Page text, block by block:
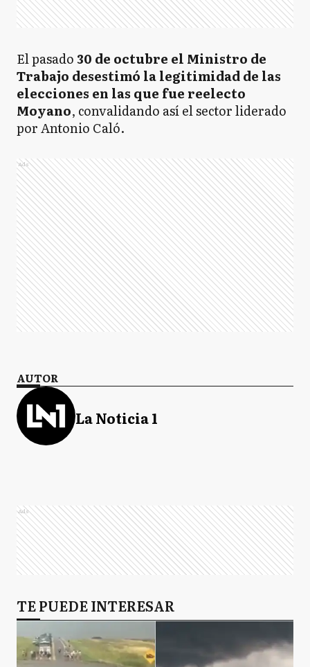
El pasado30 de octubre el Ministro de
Trabajo desestimó la legitimidad de las
elecciones en las que fue reelecto
Moyano, convalidando así el sector liderado
por Antonio Caló.
Ads
AUTOR
La Noticia 1
Ads
TE PUEDE INTERESAR